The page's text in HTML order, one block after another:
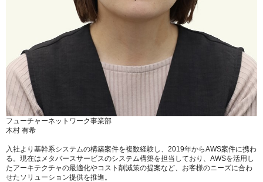
フューチャーネットワーク事業部
木村 有希
入社より基幹系システムの構築案件を複数経験し、2019年からAWS案件に携わ
る。現在はメタバースサービスのシステム構築を担当しており、AWSを活用し
たアーキテクチャの最適化やコスト削減策の提案など、お客様のニーズに合わ
せたソリューション提供を推進。